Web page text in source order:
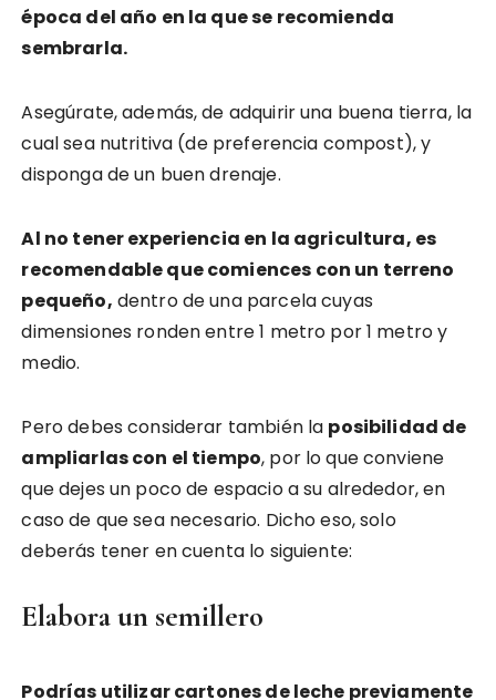
época del año en la que se recomienda
sembrarla.
Asegúrate, además, de adquirir una buena tierra, la
cual sea nutritiva (de preferencia compost), y
disponga de un buen drenaje.
Al no tener experiencia en la agricultura, es
recomendable que comiences con un terreno
pequeño, dentro de una parcela cuyas
dimensiones ronden entre 1 metro por 1 metro y
medio.
Pero debes considerar también la posibilidad de
ampliarlas con el tiempo, por lo que conviene
que dejes un poco de espacio a su alrededor, en
caso de que sea necesario. Dicho eso, solo
deberás tener en cuenta lo siguiente:
Elabora un semillero
Podrías utilizar cartones de leche previamente